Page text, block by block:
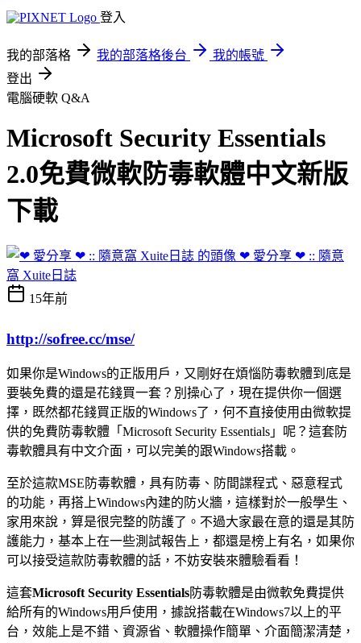
登入
我的部落格 我的部落格後台
我的帳號
登出
電腦硬軟 Q&A
Microsoft Security Essentials
2.0免費微軟防毒軟體中文新版
下載
❤ 愛分享 ❤ :: 隨意
窩 Xuite日誌
15年前
http://sofree.cc/mse/
如果你是Windows的正版用戶，又剛好在煩惱防毒軟體到底是
要裝免費的還是花錢買一套？別操心了，現在提供你一個選
擇，既然都花錢買正版的Windows了，何不直接使用由微軟提
供的免費防毒軟體「Microsoft Security Essentials」呢？這套防
毒軟體具有中文介面，可以完美的跟Windows搭載。
至於這款MSE防毒軟體，具有防毒、防間諜程式、惡意程式
的功能，再搭上Windows內建的防火牆，這樣對於一般學生、
家用來說，算是很完整的防護了。不過大家最在意的還是其防
護能力，基本上在一些測試報告上，都還是榜上有名，如果你
可以接受這款防毒軟體的話，不妨安裝來體驗看看！
這套Microsoft Security Essentials防毒軟體是由微軟免費提供
給所有的Windows用戶使用，據說搭載在Windows7以上的平
台，效能上是不錯、資源省、軟體操作簡單、介面簡潔清楚，